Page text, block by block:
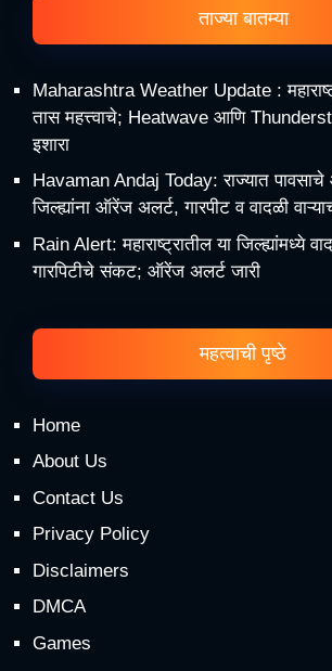
ताज्या बातम्या
Maharashtra Weather Update :
तास महत्त्वाचे; Heatwave आणि
इशारा
Havaman Andaj Today: राज्यात
जिल्ह्यांना ऑरेंज अलर्ट, गारपीट व वादळी
Rain Alert: महाराष्ट्रातील या जिल्ह्यांमध्ये
गारपिटीचे संकट; ऑरेंज अलर्ट जारी
महत्वाची पृष्ठे
Home
About Us
Contact Us
Privacy Policy
Disclaimers
DMCA
Games